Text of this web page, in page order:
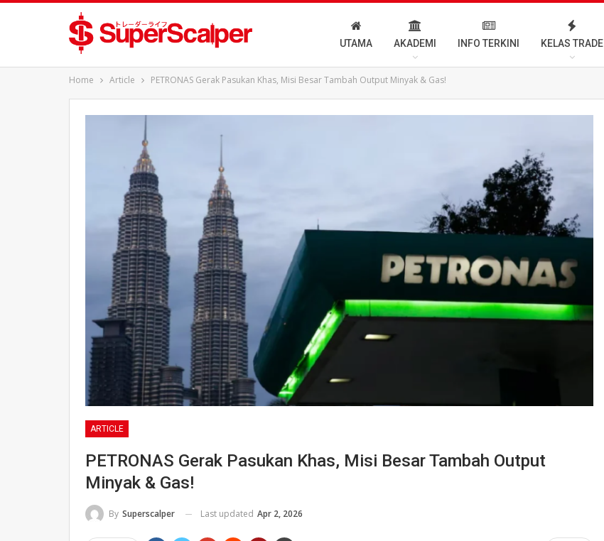
UTAMA AKADEMI INFO TERKINI KELAS TRADE
Home Article PETRONAS Gerak Pasukan Khas, Misi Besar Tambah Output Minyak & Gas!
ARTICLE
PETRONAS Gerak Pasukan Khas, Misi Besar Tambah Output
Minyak & Gas!
By Superscalper Last updated Apr 2, 2026